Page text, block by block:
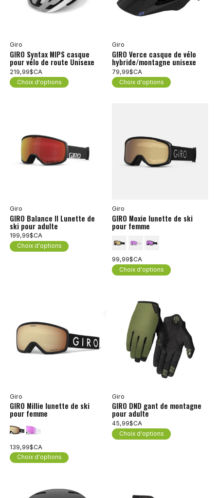
Giro
GIRO Syntax MIPS casque
pour vélo de route Unisexe
219,99$CA
Choix d'options
Giro
GIRO Verce casque de vélo
hybride/montagne unisexe
79,99$CA
Choix d'options
Giro
GIRO Balance II Lunette de
ski pour adulte
199,99$CA
Choix d'options
Giro
GIRO Moxie lunette de ski
pour femme
99,99$CA
Choix d'options
Giro
GIRO Millie lunette de ski
pour femme
139,99$CA
Choix d'options
Giro
GIRO DND gant de montagne
pour adulte
45,99$CA
Choix d'options